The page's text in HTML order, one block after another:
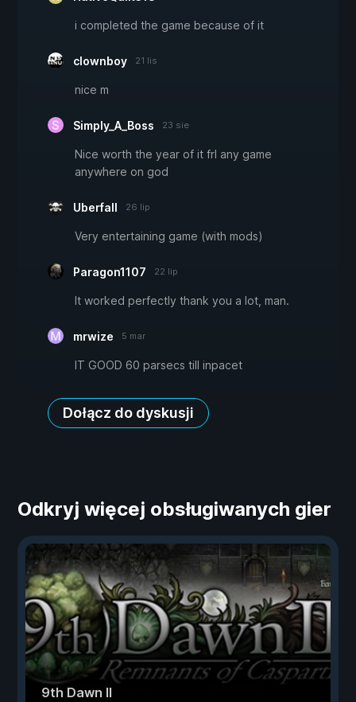
i completed the game because of it
clownboy 21 lis
nice m
Simply_A_Boss 23 sie
Nice worth the year of it frl any game
anywhere on god
Uberfall 26 lip
Very entertaining game (with mods)
Paragon1107 22 lip
It worked perfectly thank you a lot, man.
mrwize 5 mar
IT GOOD 60 parsecs till inpacet
Dołącz do dyskusji
Odkryj więcej obsługiwanych gier
9th Dawn II